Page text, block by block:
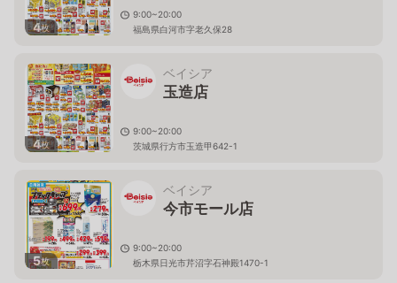
4枚
9:00~20:00
福島県白河市字老久保28
4枚
ベイシア
玉造店
9:00~20:00
茨城県行方市玉造甲642-1
5枚
ベイシア
今市モール店
9:00~20:00
栃木県日光市芹沼字石神殿1470-1